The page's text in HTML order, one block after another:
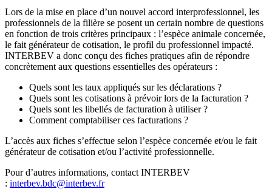
Lors de la mise en place d’un nouvel accord interprofessionnel, les
professionnels de la filière se posent un certain nombre de questions
en fonction de trois critères principaux : l’espèce animale concernée,
le fait générateur de cotisation, le profil du professionnel impacté.
INTERBEV a donc conçu des fiches pratiques afin de répondre
concrètement aux questions essentielles des opérateurs :
Quels sont les taux appliqués sur les déclarations ?
Quels sont les cotisations à prévoir lors de la facturation ?
Quels sont les libellés de facturation à utiliser ?
Comment comptabiliser ces facturations ?
L’accès aux fiches s’effectue selon l’espèce concernée et/ou le fait
générateur de cotisation et/ou l’activité professionnelle.
Pour d’autres informations, contact INTERBEV
: interbev.bdc@interbev.fr